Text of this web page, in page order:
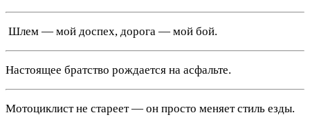
️ Шлем — мой доспех, дорога — мой бой.
Настоящее братство рождается на асфальте.
Мотоциклист не стареет — он просто меняет стиль езды.